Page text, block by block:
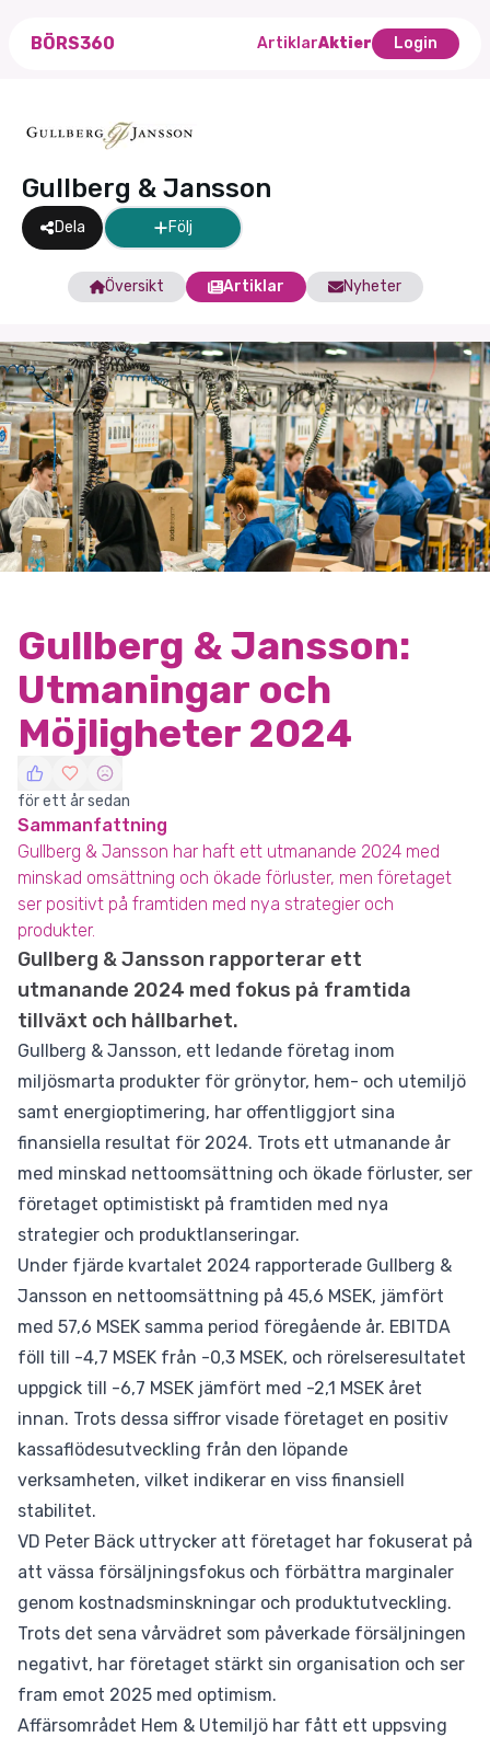
BÖRS360 ArtiklarAktier Login
Gullberg & Jansson
Dela Följ
Översikt Artiklar Nyheter
Gullberg & Jansson:
Utmaningar och
Möjligheter 2024
för ett år sedan
Sammanfattning
Gullberg & Jansson har haft ett utmanande 2024 med
minskad omsättning och ökade förluster, men företaget
ser positivt på framtiden med nya strategier och
produkter.
Gullberg & Jansson rapporterar ett
utmanande 2024 med fokus på framtida
tillväxt och hållbarhet.
Gullberg & Jansson, ett ledande företag inom
miljösmarta produkter för grönytor, hem- och utemiljö
samt energioptimering, har offentliggjort sina
finansiella resultat för 2024. Trots ett utmanande år
med minskad nettoomsättning och ökade förluster, ser
företaget optimistiskt på framtiden med nya
strategier och produktlanseringar.
Under fjärde kvartalet 2024 rapporterade Gullberg &
Jansson en nettoomsättning på 45,6 MSEK, jämfört
med 57,6 MSEK samma period föregående år. EBITDA
föll till -4,7 MSEK från -0,3 MSEK, och rörelseresultatet
uppgick till -6,7 MSEK jämfört med -2,1 MSEK året
innan. Trots dessa siffror visade företaget en positiv
kassaflödesutveckling från den löpande
verksamheten, vilket indikerar en viss finansiell
stabilitet.
VD Peter Bäck uttrycker att företaget har fokuserat på
att vässa försäljningsfokus och förbättra marginaler
genom kostnadsminskningar och produktutveckling.
Trots det sena vårvädret som påverkade försäljningen
negativt, har företaget stärkt sin organisation och ser
fram emot 2025 med optimism.
Affärsområdet Hem & Utemiljö har fått ett uppsving